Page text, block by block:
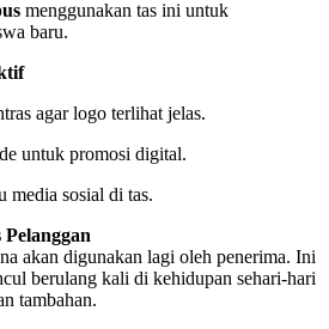
menggunakan tas ini untuk
baru.
agar logo terlihat jelas.
untuk promosi digital.
media sosial di tas.
akan digunakan lagi oleh penerima. Ini
berulang kali di kehidupan sehari-hari
tambahan.